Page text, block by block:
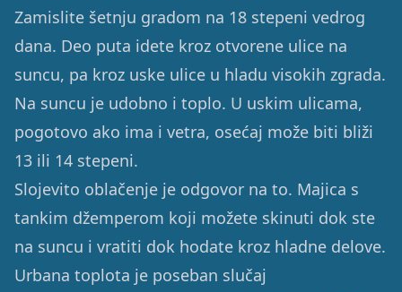
Zamislite šetnju gradom na 18 stepeni vedrog
dana. Deo puta idete kroz otvorene ulice na
suncu, pa kroz uske ulice u hladu visokih zgrada.
Na suncu je udobno i toplo. U uskim ulicama,
pogotovo ako ima i vetra, osećaj može biti bliži
13 ili 14 stepeni.
Slojevito oblačenje je odgovor na to. Majica s
tankim džemperom koji možete skinuti dok ste
na suncu i vratiti dok hodate kroz hladne delove.
Urbana toplota je poseban slučaj